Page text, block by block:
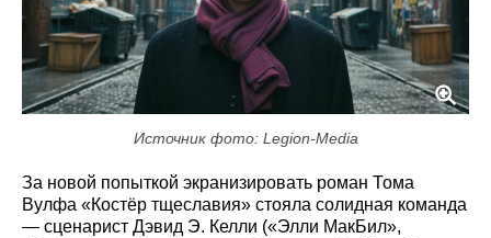
Источник фото: Legion-Media
За новой попыткой экранизировать роман Тома
Вулфа «Костёр тщеславия» стояла солидная команда
— сценарист Дэвид Э. Келли («Элли МакБил»,